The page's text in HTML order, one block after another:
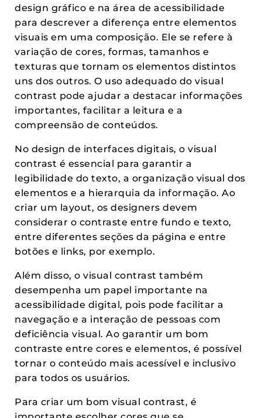
design gráfico e na área de acessibilidade
para descrever a diferença entre elementos
visuais em uma composição. Ele se refere à
variação de cores, formas, tamanhos e
texturas que tornam os elementos distintos
uns dos outros. O uso adequado do visual
contrast pode ajudar a destacar informações
importantes, facilitar a leitura e a
compreensão de conteúdos.
No design de interfaces digitais, o visual
contrast é essencial para garantir a
legibilidade do texto, a organização visual dos
elementos e a hierarquia da informação. Ao
criar um layout, os designers devem
considerar o contraste entre fundo e texto,
entre diferentes seções da página e entre
botões e links, por exemplo.
Além disso, o visual contrast também
desempenha um papel importante na
acessibilidade digital, pois pode facilitar a
navegação e a interação de pessoas com
deficiência visual. Ao garantir um bom
contraste entre cores e elementos, é possível
tornar o conteúdo mais acessível e inclusivo
para todos os usuários.
Para criar um bom visual contrast, é